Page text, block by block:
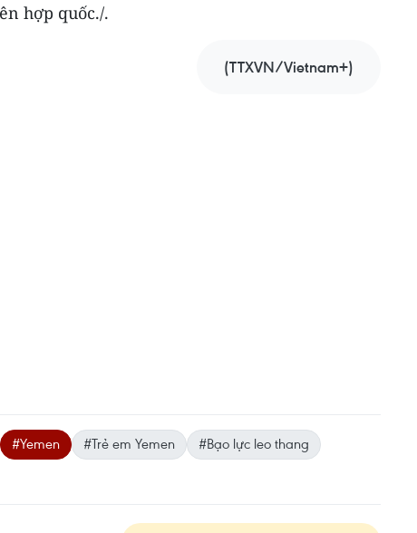
hợp quốc./.
(TTXVN/Vietnam+)
#Yemen #Trẻ em Yemen
#Bạo lực leo thang